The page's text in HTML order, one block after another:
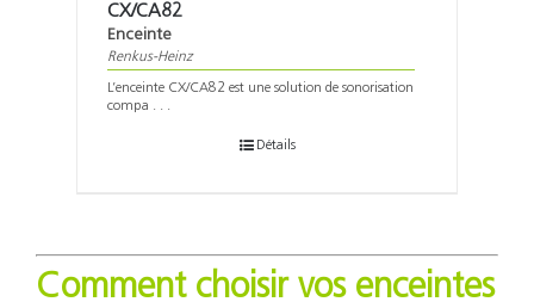
CX/CA82
Enceinte
Renkus-Heinz
L’enceinte CX/CA82 est une solution de sonorisation
compa . . .
Détails
Comment choisir vos enceintes